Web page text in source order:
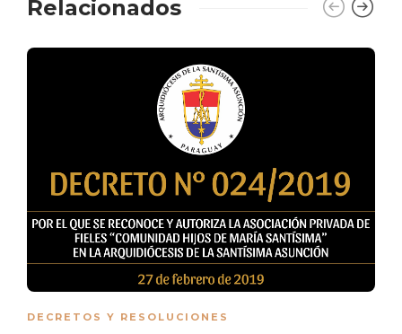
Relacionados
DECRETOS Y RESOLUCIONES